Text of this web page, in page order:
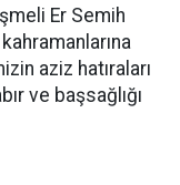
Er Semih
aziz hatıraları
ve başsağlığı